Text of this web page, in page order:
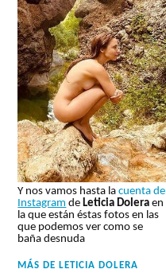
Y nos vamos hasta lacuenta de
Instagram de Leticia Dolera en
la que están éstas fotos en las
que podemos ver como se
baña desnuda
MÁS DE LETICIA DOLERA